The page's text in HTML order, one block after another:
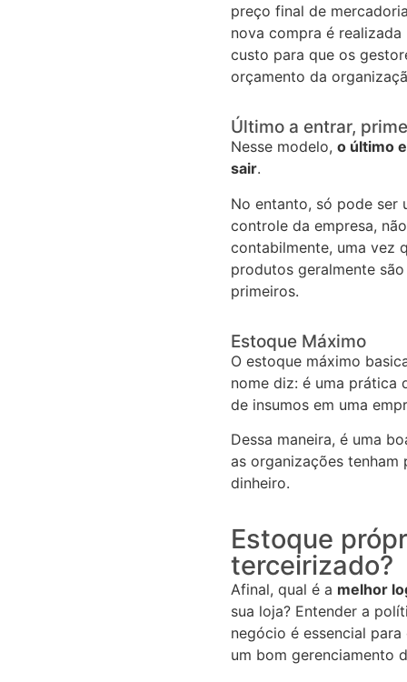
preço final de
nova compra é
custo para que os
orçamento da
Último a entrar,
Nesse modelo, o último
sair.
No entanto, só pode ser
controle da empresa,
contabilmente, uma vez
produtos geralmente
primeiros.
Estoque Máximo
O estoque máximo
nome diz: é uma prática
de insumos em uma
Dessa maneira, é uma
as organizações tenham
dinheiro.
Estoque
terceirizado?
Afinal, qual é a melhor
sua loja? Entender a
negócio é essencial
um bom gerenciamento